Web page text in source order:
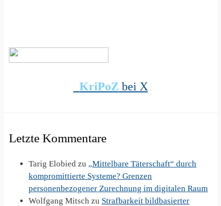
KriPoZ bei X
Letzte Kommentare
Tarig Elobied zu „Mittelbare Täterschaft“ durch
kompromittierte Systeme? Grenzen
personenbezogener Zurechnung im digitalen Raum
Wolfgang Mitsch zu Strafbarkeit bildbasierter